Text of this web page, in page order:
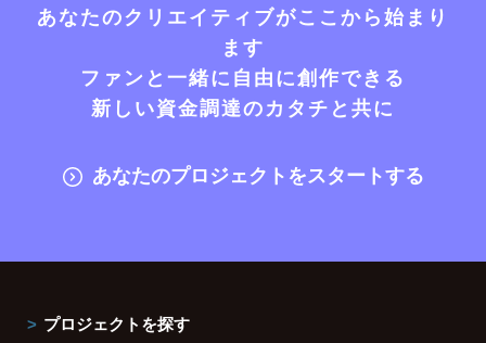
あなたのクリエイティブがここから始まり
ます
ファンと一緒に自由に創作できる
新しい資金調達のカタチと共に
あなたのプロジェクトをスタートする
プロジェクトを探す